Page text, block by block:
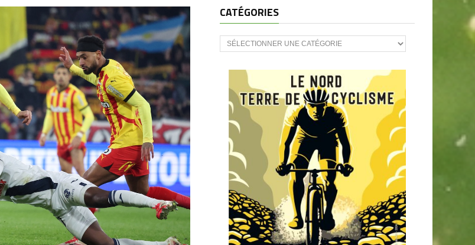
CATÉGORIES
CATÉGORIES